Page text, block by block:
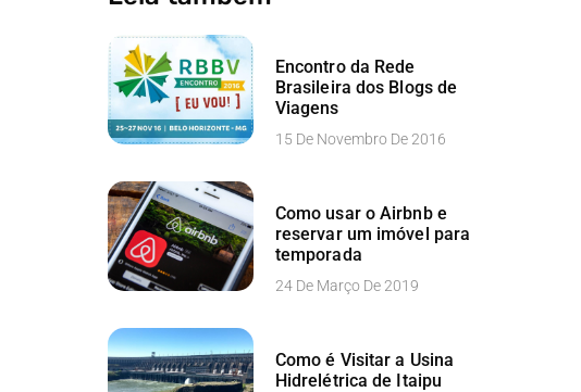
Encontro da Rede
Brasileira dos Blogs de
Viagens
15 De Novembro De 2016
Como usar o Airbnb e
reservar um imóvel para
temporada
24 De Março De 2019
Como é Visitar a Usina
Hidrelétrica de Itaipu